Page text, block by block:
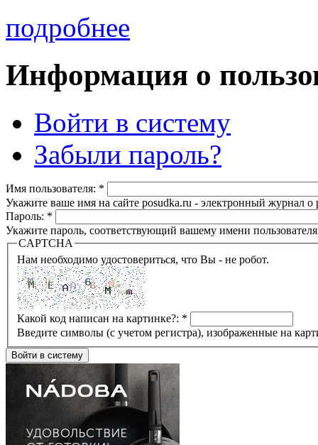
подробнее
Информация о
Войти в систему
Забыли пароль?
Имя пользователя: *
Укажите ваше имя на сайте posudka.ru - электронный журнал
Пароль: *
Укажите пароль, соответствующий вашему имени
CAPTCHA
Нам необходимо удостовериться, что Вы - не робот.
Какой код написан на картинке?: *
Введите символы (с учетом регистра), изображенные на